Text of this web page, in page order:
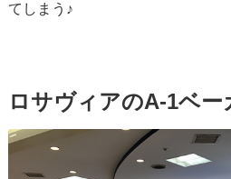
てしまう♪
ロサヴィアのA-1ベー